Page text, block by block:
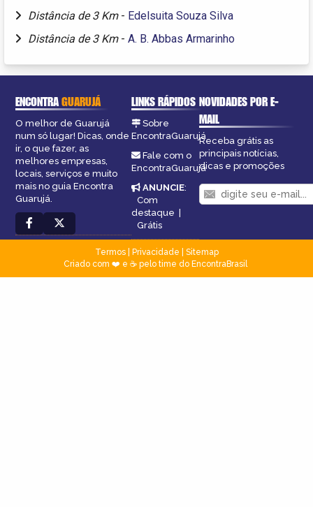
Distância de 3 Km - Edelsuita Souza Silva
Distância de 3 Km - A. B. Abbas Armarinho
ENCONTRAGUARUJÁ
O melhor de Guarujá
num só lugar! Dicas, onde
ir, o que fazer, as
melhores empresas,
locais, serviços e muito
mais no guia Encontra
Guarujá.
LINKS RÁPIDOS
Sobre
EncontraGuarujá
Fale com o
EncontraGuarujá
ANUNCIE:
Com
destaque |
Grátis
NOVIDADES POR E-
MAIL
Receba grátis as
principais notícias,
dicas e promoções
Termos| Privacidade
Sitemap
Criado com ❤️ e ☕ pelo time do EncontraBrasil